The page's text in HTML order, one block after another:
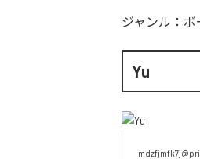
ジャンル： ボ
Yu